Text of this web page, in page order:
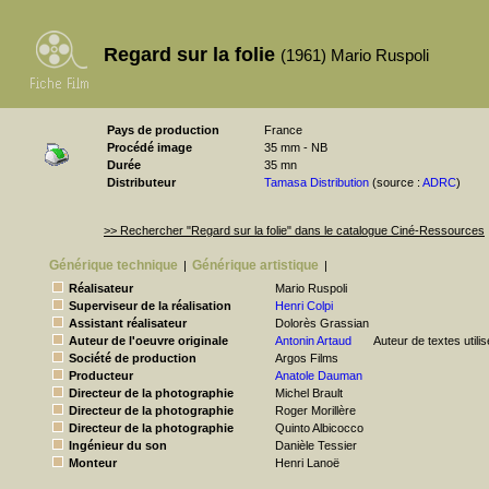
Regard sur la folie (1961) Mario Ruspoli
Pays de production
France
Procédé image
35 mm - NB
Durée
35 mn
Distributeur
Tamasa Distribution (source : ADRC)
>> Rechercher "Regard sur la folie" dans le catalogue Ciné-Ressources
Générique technique | Générique artistique |
Réalisateur
Mario Ruspoli
Superviseur de la réalisation
Henri Colpi
Assistant réalisateur
Dolorès Grassian
Auteur de l'oeuvre originale
Antonin Artaud
Auteur de textes
Société de production
Argos Films
Producteur
Anatole Dauman
Directeur de la photographie
Michel Brault
Directeur de la photographie
Roger Morillère
Directeur de la photographie
Quinto Albicocco
Ingénieur du son
Danièle Tessier
Monteur
Henri Lanoë